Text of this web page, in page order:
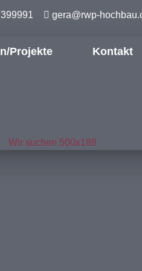
gera@rwp-
Projekte Kontakt